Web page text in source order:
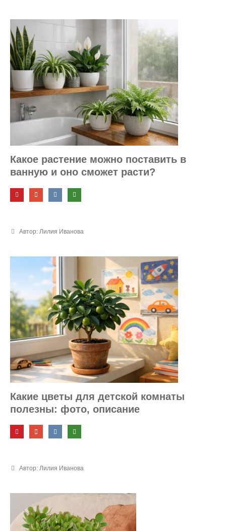
Какое растение можно поставить в
ванную и оно сможет расти?
Автор: Лилия Иванова
Какие цветы для детской комнаты
полезны: фото, описание
Автор: Лилия Иванова